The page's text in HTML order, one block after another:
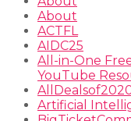
About
ACTFL
AIDC25
All-in-One
YouTube
Artificial